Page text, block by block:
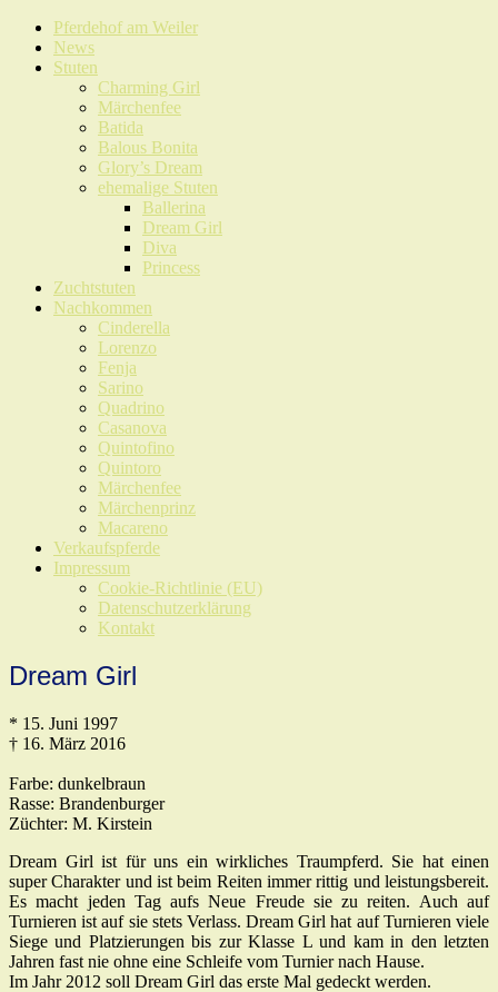
Pferdehof am Weiler
News
Stuten
Charming Girl
Märchenfee
Batida
Balous Bonita
Glory’s Dream
ehemalige Stuten
Ballerina
Dream Girl
Diva
Princess
Zuchtstuten
Nachkommen
Cinderella
Lorenzo
Fenja
Sarino
Quadrino
Casanova
Quintofino
Quintoro
Märchenfee
Märchenprinz
Macareno
Verkaufspferde
Impressum
Cookie-Richtlinie (EU)
Datenschutzerklärung
Kontakt
Dream Girl
* 15. Juni 1997
† 16. März 2016
Farbe: dunkelbraun
Rasse: Brandenburger
Züchter: M. Kirstein
Dream Girl ist für uns ein wirkliches Traumpferd. Sie hat einen
super Charakter und ist beim Reiten immer rittig und leistungsbereit.
Es macht jeden Tag aufs Neue Freude sie zu reiten. Auch auf
Turnieren ist auf sie stets Verlass. Dream Girl hat auf Turnieren viele
Siege und Platzierungen bis zur Klasse L und kam in den letzten
Jahren fast nie ohne eine Schleife vom Turnier nach Hause.
Im Jahr 2012 soll Dream Girl das erste Mal gedeckt werden.